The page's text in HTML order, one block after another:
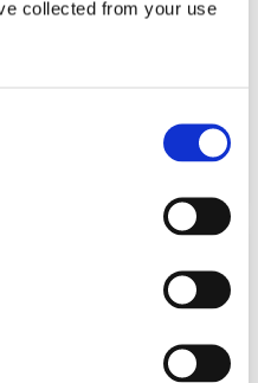
collected from your use
(incl. VAT)